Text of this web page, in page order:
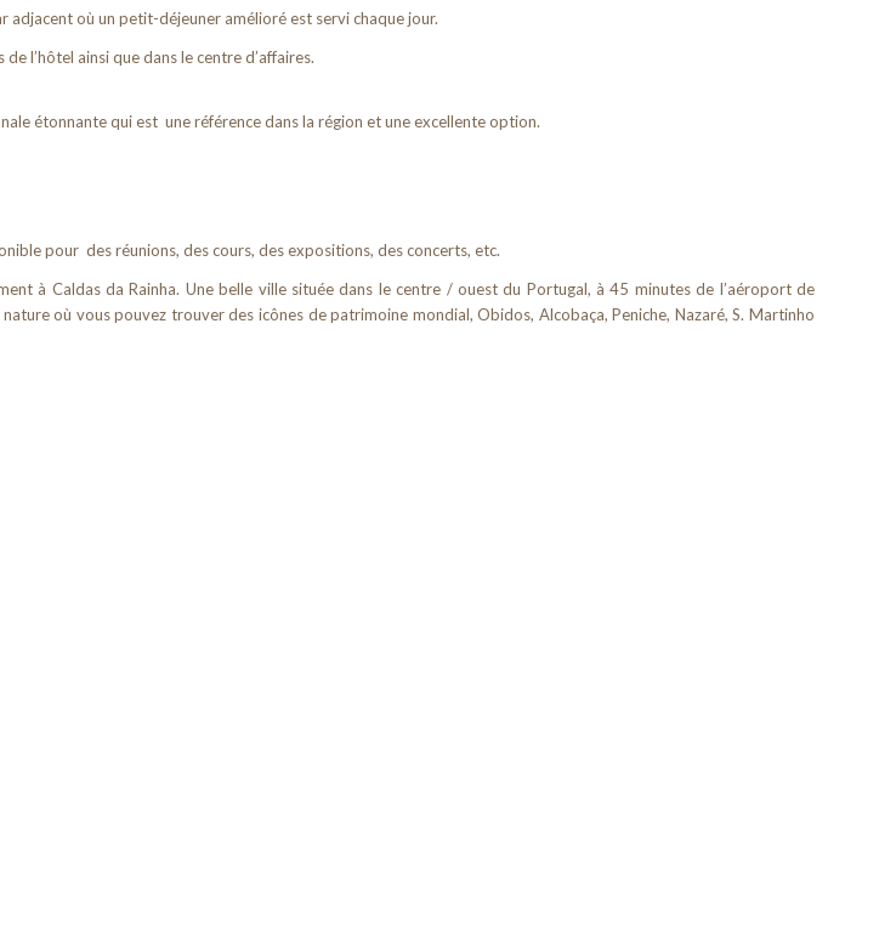
adjacent où un petit-déjeuner amélioré est servi chaque jour.
l’hôtel ainsi que dans le centre d’affaires.
étonnante qui est une référence dans la région et une excellente option.
pour des réunions, des cours, des expositions, des concerts, etc.
à Caldas da Rainha. Une belle ville située dans le centre / ouest du Portugal, à 45 minutes de l’aéroport de
où vous pouvez trouver des icônes de patrimoine mondial, Obidos, Alcobaça, Peniche, Nazaré, S. Martinho